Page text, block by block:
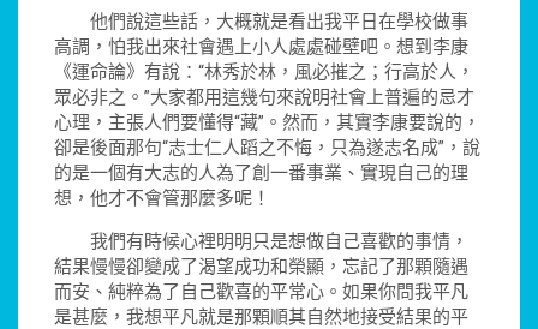
他們說這些話，大概就是看出我平日在學校做事
高調，怕我出來社會遇上小人處處碰壁吧。想到李康
《運命論》有說：“林秀於林，風必摧之；行高於人，
眾必非之。”大家都用這幾句來說明社會上普遍的忌才
心理，主張人們要懂得“藏”。然而，其實李康要說的，
卻是後面那句“志士仁人蹈之不悔，只為遂志名成”，說
的是一個有大志的人為了創一番事業、實現自己的理
想，他才不會管那麼多呢！
我們有時候心裡明明只是想做自己喜歡的事情，
結果慢慢卻變成了渴望成功和榮顯，忘記了那顆隨遇
而安、純粹為了自己歡喜的平常心。如果你問我平凡
是甚麼，我想平凡就是那顆順其自然地接受結果的平